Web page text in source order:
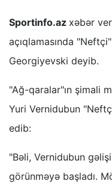
Sportinfo.az xəbər
açıqlamasında
Georgiyevski deyib.
"Ağ-qaralar"ın şimali
Yuri Vernidubun
edib:
"Bəli, Vernidubun
görünməyə başladı.